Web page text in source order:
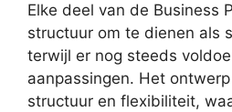
Elke deel van de Business
structuur om te dienen als
terwijl er nog steeds
aanpassingen. Het
structuur en flexibiliteit,